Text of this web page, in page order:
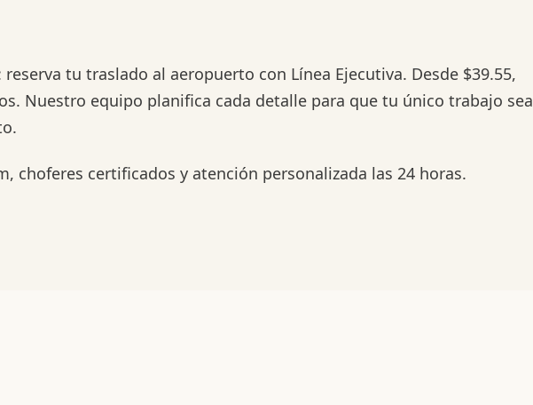
tu traslado al aeropuerto con Línea Ejecutiva. Desde $39.55,
Nuestro equipo planifica cada detalle para que tu único trabajo sea
choferes certificados y atención personalizada las 24 horas.